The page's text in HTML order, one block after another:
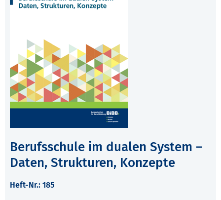
Berufsschule im dualen System –
Daten, Strukturen, Konzepte
Heft-Nr.: 185